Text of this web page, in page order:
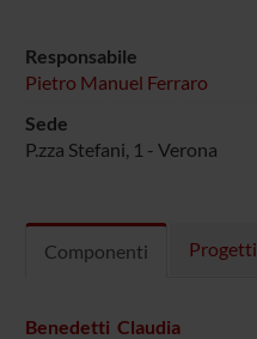
Responsabile
Pietro Manuel Ferraro
Sede
P.zza Stefani, 1 - Verona
Componenti Progetti
Benedetti Claudia